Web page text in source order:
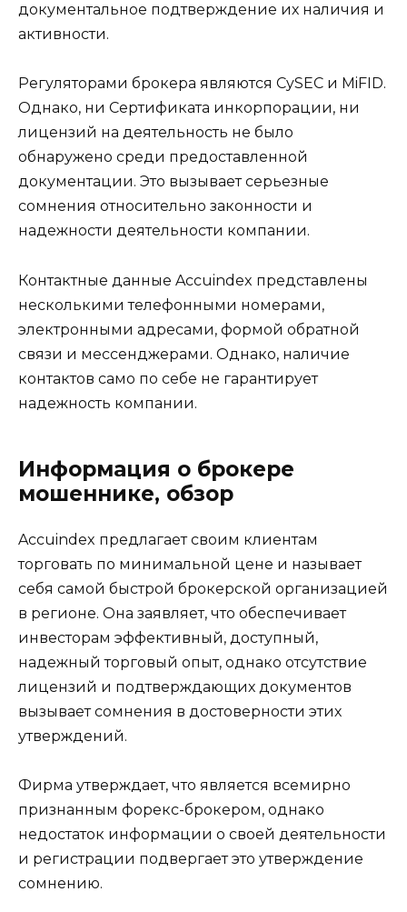
документальное подтверждение их наличия и
активности.
Регуляторами брокера являются CySEC и MiFID.
Однако, ни Сертификата инкорпорации, ни
лицензий на деятельность не было
обнаружено среди предоставленной
документации. Это вызывает серьезные
сомнения относительно законности и
надежности деятельности компании.
Контактные данные Accuindex представлены
несколькими телефонными номерами,
электронными адресами, формой обратной
связи и мессенджерами. Однако, наличие
контактов само по себе не гарантирует
надежность компании.
Информация о брокере
мошеннике, обзор
Accuindex предлагает своим клиентам
торговать по минимальной цене и называет
себя самой быстрой брокерской организацией
в регионе. Она заявляет, что обеспечивает
инвесторам эффективный, доступный,
надежный торговый опыт, однако отсутствие
лицензий и подтверждающих документов
вызывает сомнения в достоверности этих
утверждений.
Фирма утверждает, что является всемирно
признанным форекс-брокером, однако
недостаток информации о своей деятельности
и регистрации подвергает это утверждение
сомнению.